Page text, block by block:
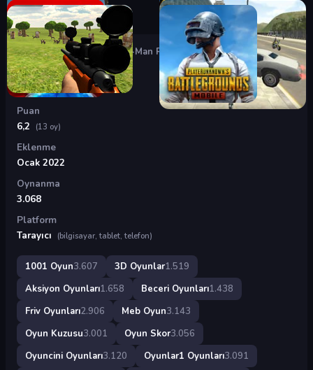
Oyunlar›3D Oyunlar Rope-Man Run
Rope-Man Run
Puan
6,2
(13 oy)
Eklenme
Ocak 2022
Oynanma
3.068
Platform
Tarayıcı
(bilgisayar, tablet, telefon)
1001 Oyun3.607 3D Oyunlar1.519
Aksiyon Oyunları1.658 Beceri Oyunları1.438
Friv Oyunları2.906 Meb Oyun3.143
Oyun Kuzusu3.001 Oyun Skor3.056
Oyuncini Oyunları3.120 Oyunlar1 Oyunları3.091